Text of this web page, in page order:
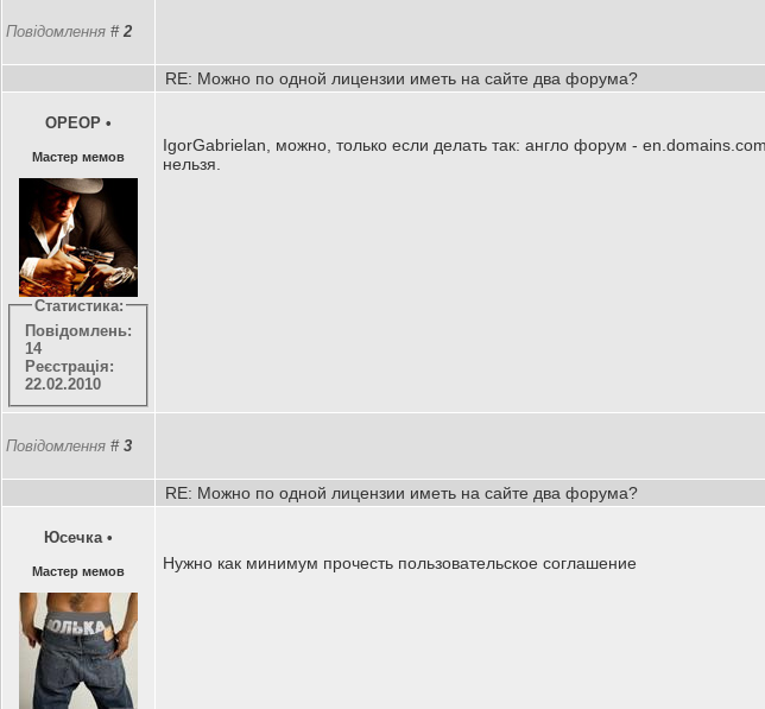
Повідомлення # 2
RE: Можно по одной лицензии иметь на сайте два форума?
OPEOP •
Мастер мемов
Статистика:
Повідомлень:
14
Реєстрація:
22.02.2010
IgorGabrielan, можно, только если делать так: англо форум -
нельзя.
Повідомлення # 3
RE: Можно по одной лицензии иметь на сайте два форума?
Юсечка •
Мастер мемов Нужно как минимум прочесть пользовательское соглашение